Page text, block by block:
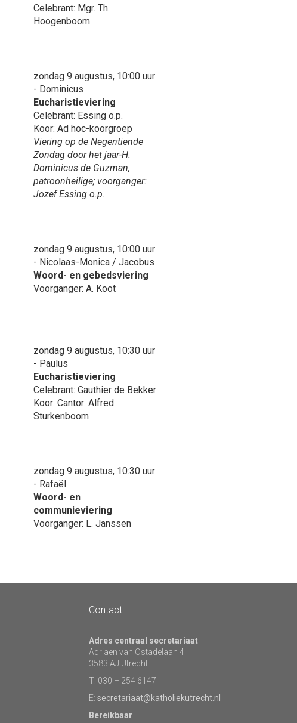
Celebrant: Mgr. Th.
Hoogenboom
zondag 9 augustus, 10:00 uur
- Dominicus
Eucharistieviering
Celebrant: Essing o.p.
Koor: Ad hoc-koorgroep
Viering op de Negentiende
Zondag door het jaar-H.
Dominicus de Guzman,
patroonheilige; voorganger:
Jozef Essing o.p.
zondag 9 augustus, 10:00 uur
- Nicolaas-Monica / Jacobus
Woord- en gebedsviering
Voorganger: A. Koot
zondag 9 augustus, 10:30 uur
- Paulus
Eucharistieviering
Celebrant: Gauthier de Bekker
Koor: Cantor: Alfred
Sturkenboom
zondag 9 augustus, 10:30 uur
- Rafaël
Woord- en
communieviering
Voorganger: L. Janssen
Contact
Adres centraal secretariaat
Adriaen van Ostadelaan 4
3583 AJ Utrecht
T: 030 – 254 6147
E: secretariaat@katholiekutrecht.nl
Bereikbaar